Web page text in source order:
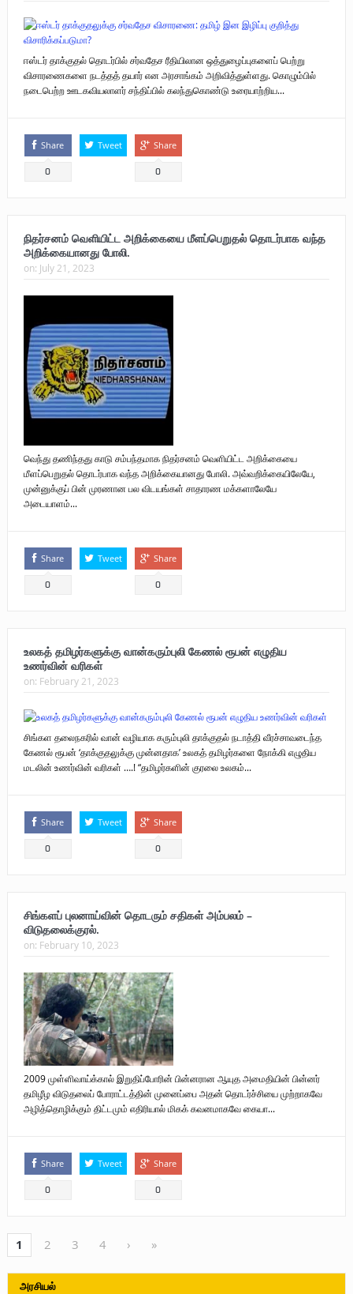
ஈஸ்டர் தாக்குதல் தொடர்பில் சர்வதேச ரீதியிலான ஒத்துழைப்புகளைப் பெற்று
விசாரணைகளை நடத்தத் தயார் என அரசாங்கம் அறிவித்துள்ளது. கொழும்பில்
நடைபெற்ற ஊடகவியலாளர் சந்திப்பில் கலந்துகொண்டு உரையாற்றிய...
Share
0
Tweet Share
0
நிதர்சனம் வெளியிட்ட அறிக்கையை மீளப்பெறுதல் தொடர்பாக வந்த
அறிக்கையானது போலி.
on: July 21, 2023
வெந்து தணிந்தது காடு சம்பந்தமாக நிதர்சனம் வெளியிட்ட அறிக்கையை
மீளப்பெறுதல் தொடர்பாக வந்த அறிக்கையானது போலி. அவ்வறிக்கையிலேயே,
முன்னுக்குப் பின் முரணான பல விடயங்கள் சாதாரண மக்களாலேயே
அடையாளம்...
Share
0
Tweet Share
0
உலகத் தமிழர்களுக்கு வான்கரும்புலி கேணல் ரூபன் எழுதிய
உணர்வின் வரிகள்
on: February 21, 2023
சிங்கள தலைநகரில் வான் வழியாக கரும்புலி தாக்குதல் நடாத்தி வீரச்சாவடைந்த
கேணல் ரூபன் ‘தாக்குதலுக்கு முன்னதாக’ உலகத் தமிழர்களை நோக்கி எழுதிய
மடலின் உணர்வின் வரிகள் ….! “தமிழர்களின் குரலை உலகம்...
Share
0
Tweet Share
0
சிங்களப் புலனாய்வின் தொடரும் சதிகள் அம்பலம் –
விடுதலைக்குரல்.
on: February 10, 2023
2009 முள்ளிவாய்க்கால் இறுதிப்போரின் பின்னரான ஆயுத அமைதியின் பின்னர்
தமிழீழ விடுதலைப் போராட்டத்தின் முனைப்பை அதன் தொடர்ச்சியை முற்றாகவே
அழித்தொழிக்கும் திட்டமும் எதிரியால் மிகக் கவனமாகவே கையா...
Share
0
Tweet Share
0
1 2 3 4 › »
அரசியல்